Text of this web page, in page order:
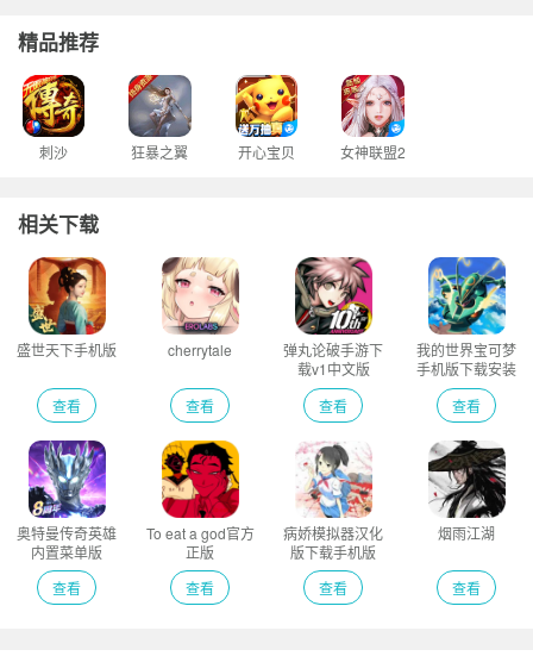
精品推荐
刺沙 狂暴之翼 开心宝贝 女神联盟2
相关下载
盛世天下手机版
查看
cherrytale
查看
弹丸论破手游下
载v1中文版
查看
我的世界宝可梦
手机版下载安装
单人版
查看
奥特曼传奇英雄
内置菜单版
查看
To eat a god官方
正版
查看
病娇模拟器汉化
版下载手机版
查看
烟雨江湖
查看